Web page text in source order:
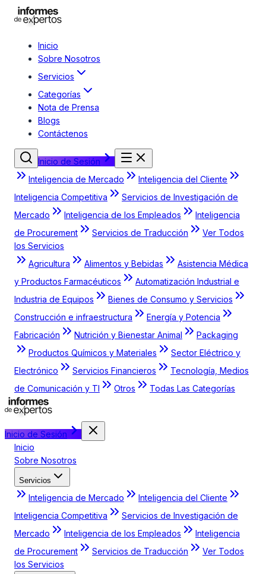
Inicio
Sobre Nosotros
Servicios
Categorías
Nota de Prensa
Blogs
Contáctenos
Inicio de Sesión
Inteligencia de Mercado
Inteligencia del Cliente
Inteligencia Competitiva
Servicios de Investigación de
Mercado
Inteligencia de los Empleados
Inteligencia
de Procurement
Servicios de Traducción
Ver Todos
los Servicios
Agricultura
Alimentos y Bebidas
Asistencia Médica
y Productos Farmacéuticos
Automatización Industrial e
Industria de Equipos
Bienes de Consumo y Servicios
Construcción e infraestructura
Energía y Potencia
Fabricación
Nutrición y Bienestar Animal
Packaging
Productos Químicos y Materiales
Sector Eléctrico y
Electrónico
Servicios Financieros
Tecnología, Medios
de Comunicación y TI
Otros Todas Las Categorías
Inicio de Sesión
Inicio
Sobre Nosotros
Servicios
Inteligencia de Mercado
Inteligencia del Cliente
Inteligencia Competitiva
Servicios de Investigación de
Mercado
Inteligencia de los Empleados
Inteligencia
de Procurement
Servicios de Traducción
Ver Todos
los Servicios